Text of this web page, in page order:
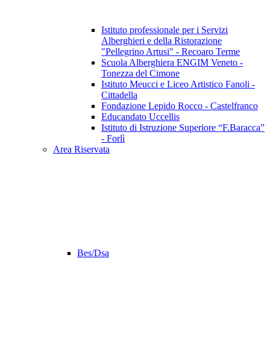
Istituto professionale per i Servizi
Alberghieri e della Ristorazione
"Pellegrino Artusi" - Recoaro Terme
Scuola Alberghiera ENGIM Veneto -
Tonezza del Cimone
Istituto Meucci e Liceo Artistico Fanoli -
Cittadella
Fondazione Lepido Rocco - Castelfranco
Educandato Uccellis
Istituto di Istruzione Superiore “F.Baracca”
- Forlì
Area Riservata
Bes/Dsa